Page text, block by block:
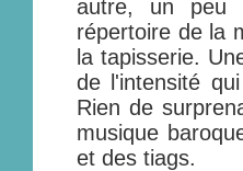
autre, un peu
répertoire de la
la tapisserie.
de l'intensité
Rien de
musique
et des tiags.